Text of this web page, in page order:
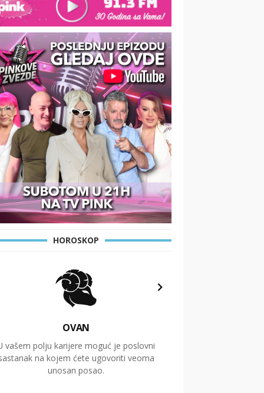
HOROSKOP
OVAN
vašem polju karijere moguć je poslovni
na kojem ćete ugovoriti veoma
unosan posao.